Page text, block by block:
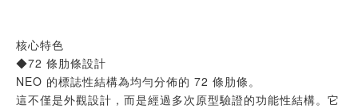
核心特色
◆72 條肋條設計
NEO 的標誌性結構為均勻分佈的 72 條肋條。
這不僅是外觀設計，而是經過多次原型驗證的功能性結構。它